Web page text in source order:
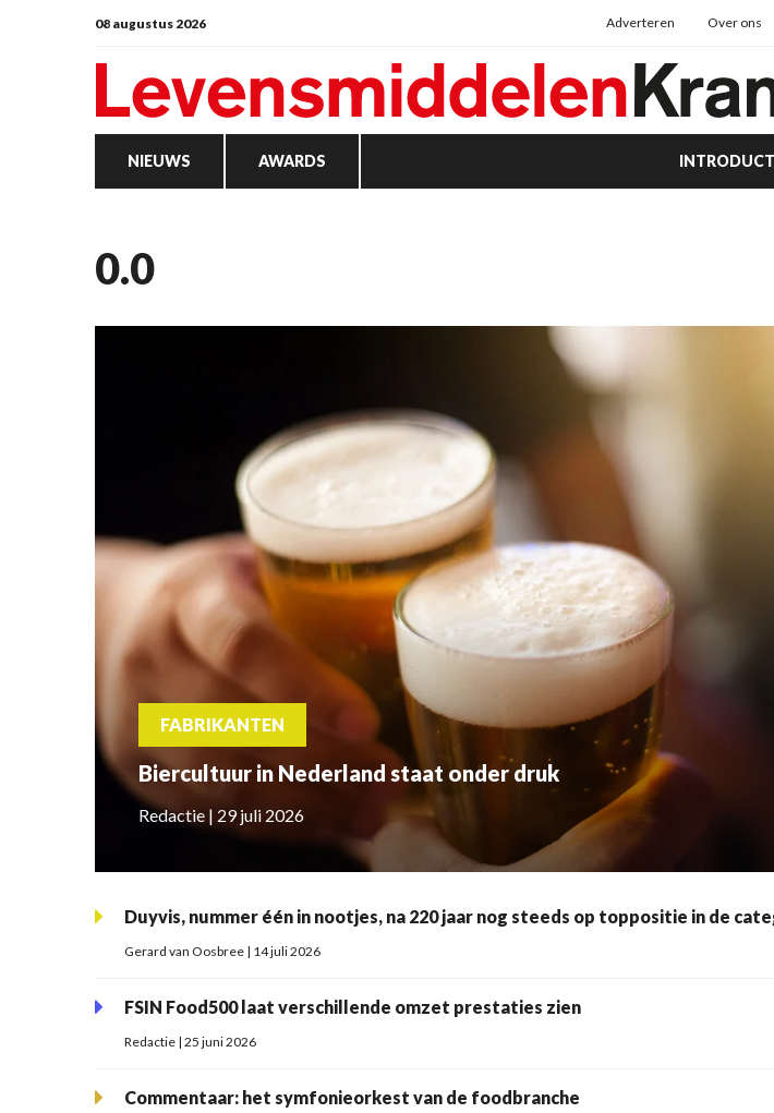
08 augustus 2026 Adverteren Over ons
NIEUWS AWARDS
0.0
FABRIKANTEN
Biercultuur in Nederland staat onder druk
Redactie | 29 juli 2026
Duyvis, nummer één in nootjes, na 220 jaar nog steeds op toppositie in de
Gerard van Oosbree | 14 juli 2026
FSIN Food500 laat verschillende omzet prestaties zien
Redactie | 25 juni 2026
Commentaar: het symfonieorkest van de foodbranche